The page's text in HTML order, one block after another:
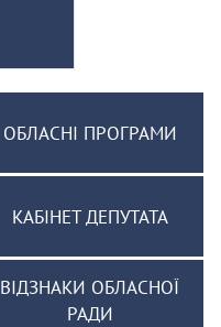
ОБЛАСНІ ПРОГРАМИ
КАБІНЕТ ДЕПУТАТА
ВІДЗНАКИ ОБЛАСНОЇ
РАДИ